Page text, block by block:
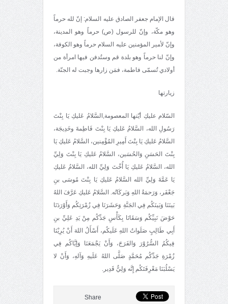
قال الإمام جعفر الصادق عليه السلام: إنّ لله حرماً
وهو مكّة، وإنّ للرسول (ص) حرماً وهو المدينة،
وإنّ لأمير المؤمنين عليه السلام حرماً وهو الكوفة،
وإنّ لنا حرماً وهو بلدة قم وستُدفن فيها امرأة من
أولادي تُسمّى فاطمة، فمَن زارها وجبت له الجنّة.
زيارتها
السّلام عليكِ أيّتها المعصومة,السَّلامُ عَليكِ يَا بِنْتَ
رَسُولِ الله، السَّلامُ عَليكِ يَا بِنْتَ فَاطِمةَ وخَدِيجَة،
السَّلامُ عَليكِ يَا بِنْتَ أَمِيرِ المُؤْمِنين، السَّلامُ عَليكِ يَا
بِنْتَ الحَسَنِ وَالحُسَين، السَّلامُ عَليكِ يَا بِنْتَ وَلِيِّ
الله، السَّلامُ عَليكِ يَا أُخْتَ وَلِيِّ الله، السَّلامُ عَليكِ
يَا عَمَّةَ وَلِيِّ الله السَّلامُ عَليكِ يَا بِنْتَ مُوسَى بنِ
جَعْفَر، وَرَحمَةُ اللهِ وَبَركَاتُه. السَّلامُ عَليكِ عَرَّفَ اللهُ
بَينَنَا وَبَينَكُم فِي الجَنَّةِ وَحَشَرَنَا فِي زُمْرَتِكُم وَأَوْرَدَنَا
حَوْضَ نَبِيِّكُم وَسَقَانَا بِكَأْسِ جَدِّكُم مِنْ يَدِ عَلِيِّ بنِ
أَبِي طَالِبٍ صَلَواتُ اللهِ عَلَيكُم، أَسْأَلُ اللهَ أَنْ يُرِيْنَا
فِيكُمُ السُّرُوْرَ وَالفَرَجَ، وَأَنْ يَجْمَعَنَا وَإيَّاكُم فِي
زُمْرَةِ جَدِّكُم مُحَمَّدٍ صَلَّى اللهُ عَلَيهِ وَآلهِ، وَأَنْ لا
يَسْلُبَنَا مَعْرِفَتَكُم إِنَّه وَلِيٌّ قَدِير.
Share